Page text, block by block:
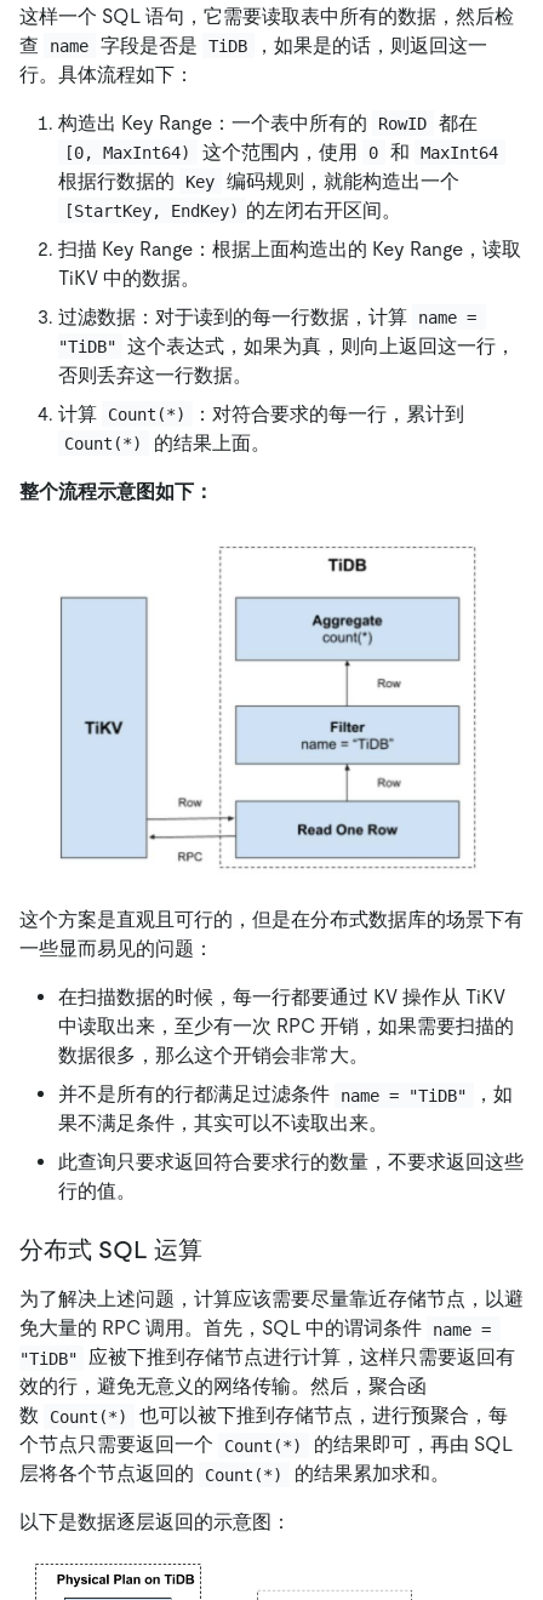
这样一个 SQL 语句，它需要读取表中所有的数据，然后检
查
name 字段是否是 TiDB
，如果是的话，则返回这一
行。具体流程如下：
构造出 Key Range：一个表中所有的 RowID 都在
[0, MaxInt64) 这个范围内，使用 0 和 MaxInt64
根据行数据的 Key 编码规则，就能构造出一个
[StartKey, EndKey) 的左闭右开区间。
扫描 Key Range：根据上面构造出的 Key Range，读取
TiKV 中的数据。
过滤数据：对于读到的每一行数据，计算
name =
"TiDB"
这个表达式，如果为真，则向上返回这一行，
否则丢弃这一行数据。
计算
Count(*) ：对符合要求的每一行，累计到
Count(*) 的结果上面。
整个流程示意图如下：
这个方案是直观且可行的，但是在分布式数据库的场景下有
一些显而易见的问题：
在扫描数据的时候，每一行都要通过 KV 操作从 TiKV
中读取出来，至少有一次 RPC 开销，如果需要扫描的
数据很多，那么这个开销会非常大。
并不是所有的行都满足过滤条件
name = "TiDB"
，如
果不满足条件，其实可以不读取出来。
此查询只要求返回符合要求行的数量，不要求返回这些
行的值。
分布式 SQL 运算
为了解决上述问题，计算应该需要尽量靠近存储节点，以避
免大量的 RPC 调用。首先，SQL 中的谓词条件
name =
"TiDB"
应被下推到存储节点进行计算，这样只需要返回有
效的行，避免无意义的网络传输。然后，聚合函
数
Count(*)
也可以被下推到存储节点，进行预聚合，每
个节点只需要返回一个
Count(*)
的结果即可，再由 SQL
层将各个节点返回的
Count(*) 的结果累加求和。
以下是数据逐层返回的示意图：